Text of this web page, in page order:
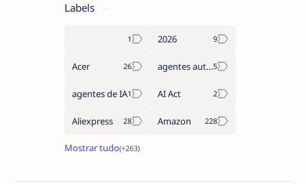
Labels
2026
Acer agentes autónomos
agentes de IA AI Act
Aliexpress Amazon